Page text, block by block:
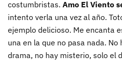
costumbristas. Amo El Viento
intento verla una vez al año.
ejemplo delicioso. Me encanta
una en la que no pasa nada.
drama, no hay misterio, solo el